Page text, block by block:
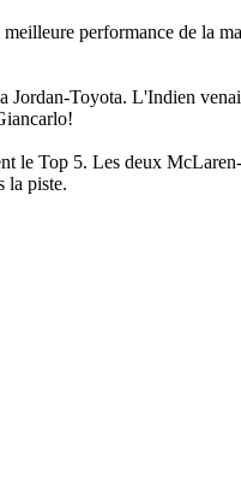
performance de la
Toyota. L'Indien
le Top 5. Les deux
la piste.